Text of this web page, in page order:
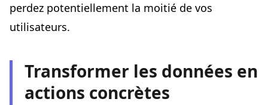
perdez potentiellement la moitié de vos
utilisateurs.
Transformer les données en
actions concrètes